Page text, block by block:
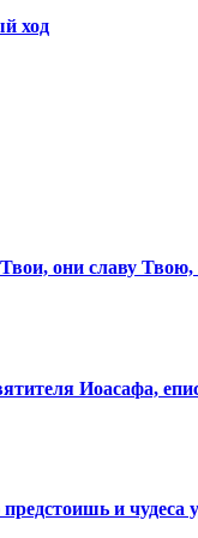
ход
они славу
Иоасафа,
и чудеса